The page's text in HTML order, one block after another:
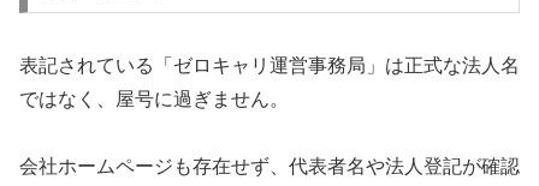
表記されている「ゼロキャリ運営事務局」は正式な法人名
ではなく、屋号に過ぎません。
会社ホームページも存在せず、代表者名や法人登記が確認